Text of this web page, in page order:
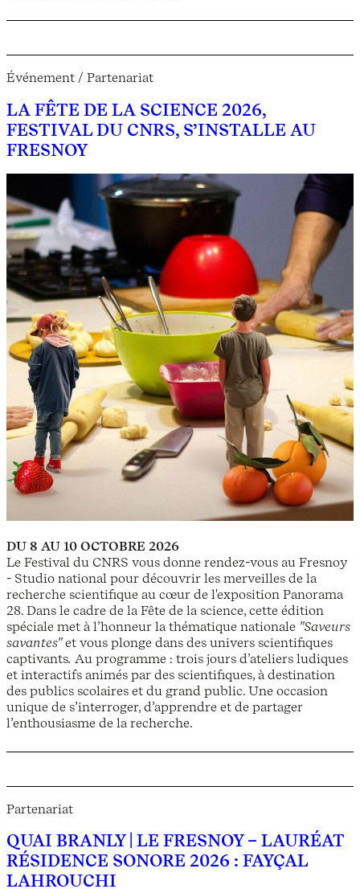
Événement / Partenariat
LA FÊTE DE LA SCIENCE 2026,
FESTIVAL DU CNRS, S’INSTALLE AU
FRESNOY
DU 8 AU 10 OCTOBRE 2026
Le Festival du CNRS vous donne rendez-vous au Fresnoy
- Studio national pour découvrir les merveilles de la
recherche scientifique au cœur de l'exposition Panorama
28. Dans le cadre de la Fête de la science, cette édition
spéciale met à l’honneur la thématique nationale "Saveurs
savantes"et vous plonge dans des univers scientifiques
captivants. Au programme : trois jours d’ateliers ludiques
et interactifs animés par des scientifiques, à destination
des publics scolaires et du grand public. Une occasion
unique de s’interroger, d’apprendre et de partager
l’enthousiasme de la recherche.
Partenariat
QUAI BRANLY | LE FRESNOY – LAURÉAT
RÉSIDENCE SONORE 2026 : FAYÇAL
LAHROUCHI